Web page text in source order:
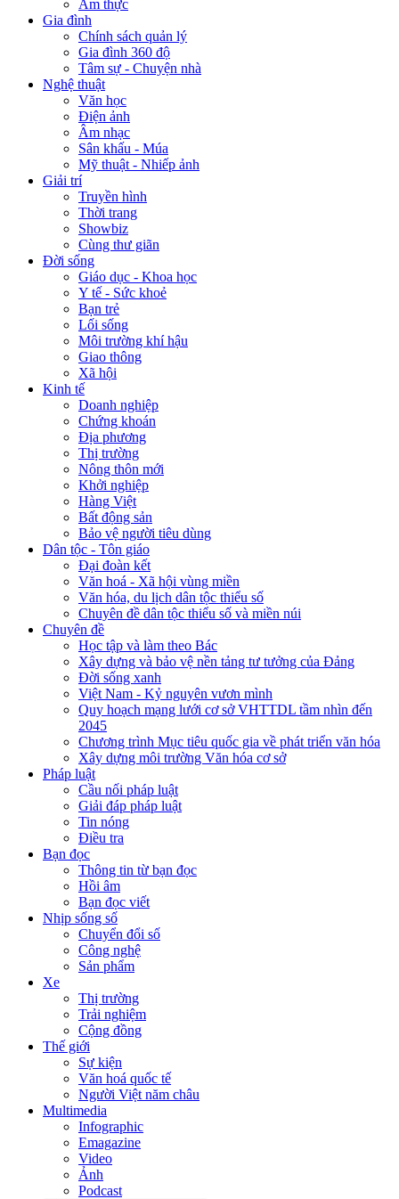
Ẩm thực
Gia đình
Chính sách quản lý
Gia đình 360 độ
Tâm sự - Chuyện nhà
Nghệ thuật
Văn học
Điện ảnh
Âm nhạc
Sân khấu - Múa
Mỹ thuật - Nhiếp ảnh
Giải trí
Truyền hình
Thời trang
Showbiz
Cùng thư giãn
Đời sống
Giáo dục - Khoa học
Y tế - Sức khoẻ
Bạn trẻ
Lối sống
Môi trường khí hậu
Giao thông
Xã hội
Kinh tế
Doanh nghiệp
Chứng khoán
Địa phương
Thị trường
Nông thôn mới
Khởi nghiệp
Hàng Việt
Bất động sản
Bảo vệ người tiêu dùng
Dân tộc - Tôn giáo
Đại đoàn kết
Văn hoá - Xã hội vùng miền
Văn hóa, du lịch dân tộc thiểu số
Chuyên đề dân tộc thiểu số và miền núi
Chuyên đề
Học tập và làm theo Bác
Xây dựng và bảo vệ nền tảng tư tưởng của Đảng
Đời sống xanh
Việt Nam - Kỷ nguyên vươn mình
Quy hoạch mạng lưới cơ sở VHTTDL tầm nhìn đến
2045
Chương trình Mục tiêu quốc gia về phát triển văn hóa
Xây dựng môi trường Văn hóa cơ sở
Pháp luật
Cầu nối pháp luật
Giải đáp pháp luật
Tin nóng
Điều tra
Bạn đọc
Thông tin từ bạn đọc
Hồi âm
Bạn đọc viết
Nhịp sống số
Chuyển đổi số
Công nghệ
Sản phẩm
Xe
Thị trường
Trải nghiệm
Cộng đồng
Thế giới
Sự kiện
Văn hoá quốc tế
Người Việt năm châu
Multimedia
Infographic
Emagazine
Video
Ảnh
Podcast